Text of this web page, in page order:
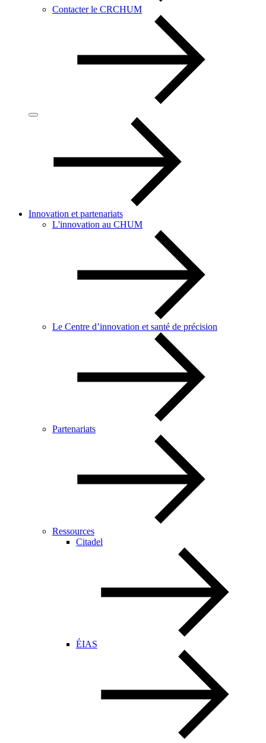
Contacter le CRCHUM
Innovation et partenariats
L'innovation au CHUM
Le Centre d’innovation et santé de précision
Partenariats
Ressources
Citadel
ÉIAS